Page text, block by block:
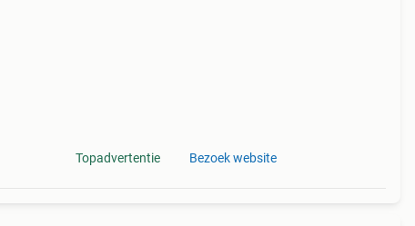
Topadvertentie Bezoek website